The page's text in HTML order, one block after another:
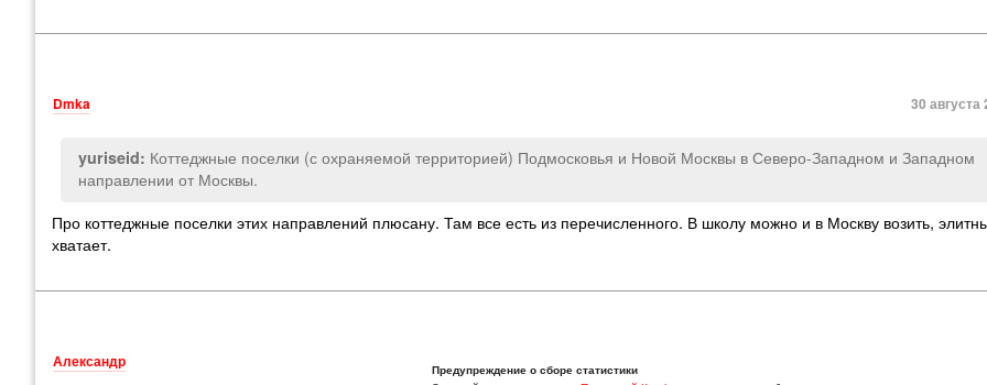
Dmka 30 августа
yuriseid: Коттеджные поселки (с охраняемой территорией) Подмосковья и Новой Москвы в Северо-Западном и Западном
направлении от Москвы.
Про коттеджные поселки этих направлений плюсану. Там все есть из перечисленного. В школу можно и в Москву возить,
хватает.
Александр
Предупреждение о сборе статистики